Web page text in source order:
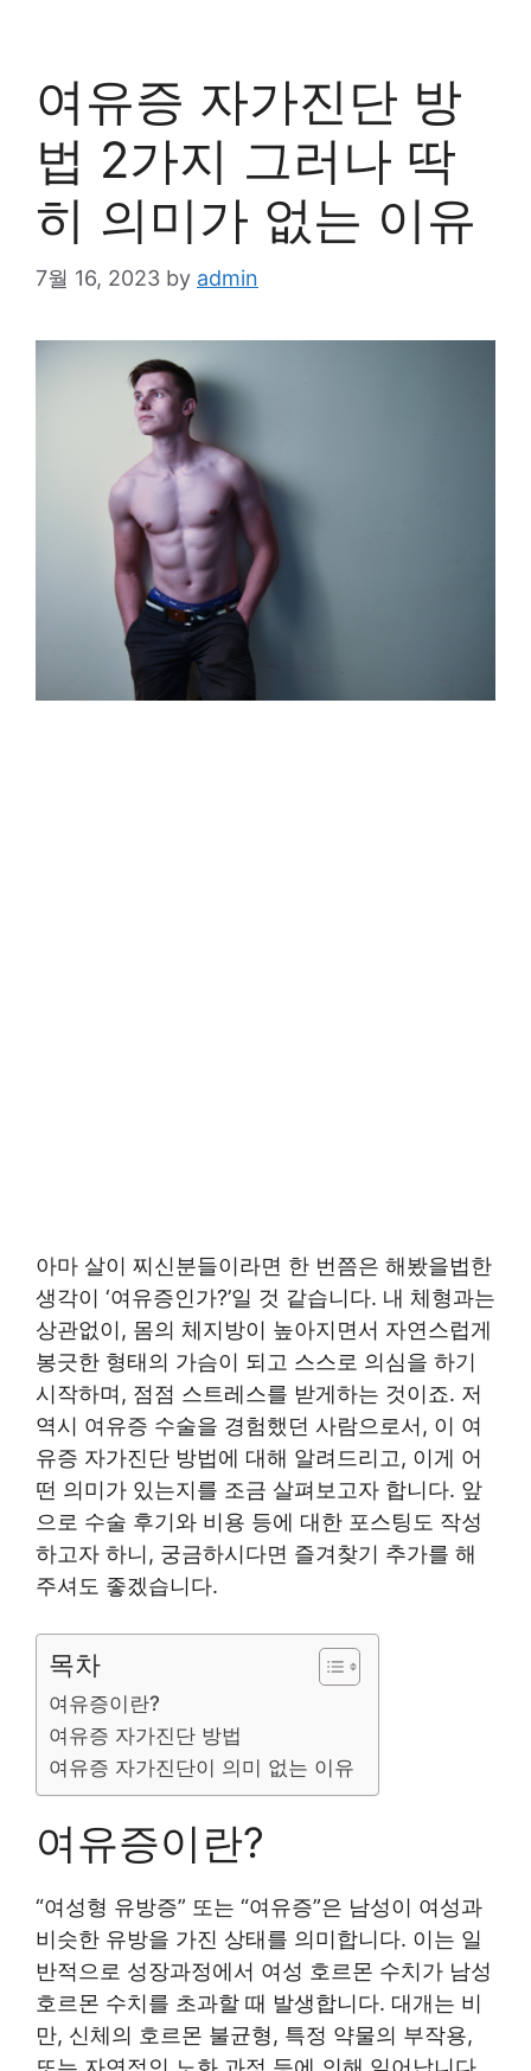
여유증 자가진단 방
법 2가지 그러나 딱
히 의미가 없는 이유
7월 16, 2023 by admin
아마 살이 찌신분들이라면 한 번쯤은 해봤을법한
생각이 ‘여유증인가?’일 것 같습니다. 내 체형과는
상관없이, 몸의 체지방이 높아지면서 자연스럽게
봉긋한 형태의 가슴이 되고 스스로 의심을 하기
시작하며, 점점 스트레스를 받게하는 것이죠. 저
역시 여유증 수술을 경험했던 사람으로서, 이 여
유증 자가진단 방법에 대해 알려드리고, 이게 어
떤 의미가 있는지를 조금 살펴보고자 합니다. 앞
으로 수술 후기와 비용 등에 대한 포스팅도 작성
하고자 하니, 궁금하시다면 즐겨찾기 추가를 해
주셔도 좋겠습니다.
목차
여유증이란?
여유증 자가진단 방법
여유증 자가진단이 의미 없는 이유
여유증이란?
“여성형 유방증” 또는 “여유증”은 남성이 여성과
비슷한 유방을 가진 상태를 의미합니다. 이는 일
반적으로 성장과정에서 여성 호르몬 수치가 남성
호르몬 수치를 초과할 때 발생합니다. 대개는 비
만, 신체의 호르몬 불균형, 특정 약물의 부작용,